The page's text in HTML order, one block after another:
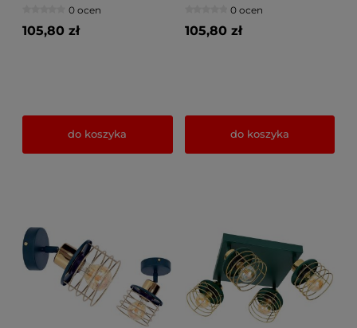
0 ocen
105,80 zł
do koszyka
0 ocen
105,80 zł
do koszyka